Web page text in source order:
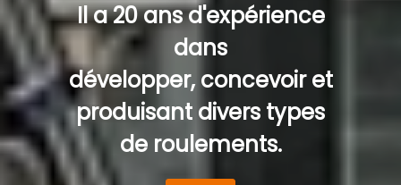
Il a 20 ans d'expérience
dans
développer, concevoir et
produisant divers types
de roulements.